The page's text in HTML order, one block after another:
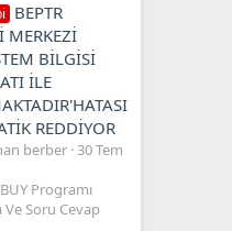
BEPTR
MERKEZİ
BİLGİSİ
İLE
REDDİYOR
berber 30 Tem
Programı
Ve Soru Cevap